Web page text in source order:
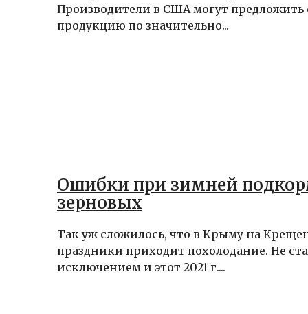
Производители в США могут предложить
продукцию по значительно...
Ошибки при зимней
зерновых
Так уж сложилось, что в Крыму на
праздники приходит похолодание. Не
исключением и этот 2021 г....